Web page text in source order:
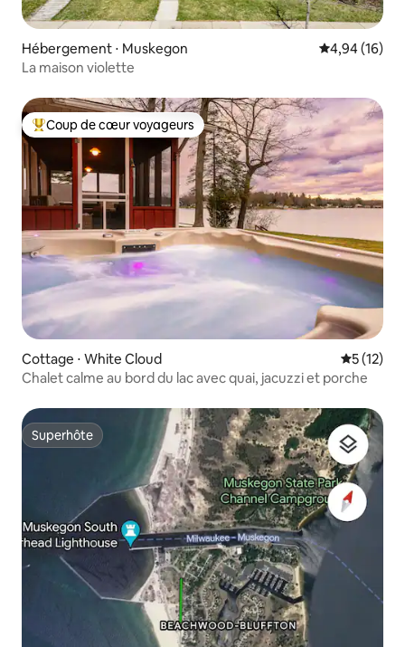
Hébergement ⋅ Muskegon Évaluation
4,94 (16)
La maison violette
Coups de cœur voyageurs les plus appréciés
Coup de cœur voyageurs
Cottage ⋅ White Cloud
5 (12)
Chalet calme au bord du lac avec quai, jacuzzi et porche
Superhôte
Superhôte